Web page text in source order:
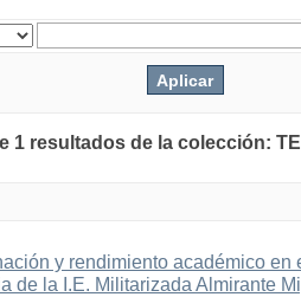
1 resultados de la colección:
y rendimiento académico
de la I.E. Militarizada Almirante